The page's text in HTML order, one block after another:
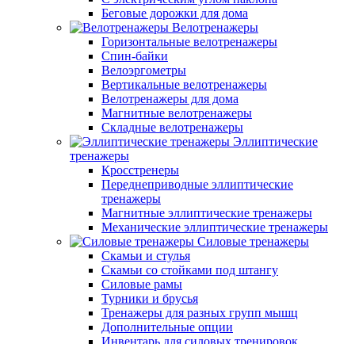
Беговые дорожки для дома
Велотренажеры
Горизонтальные велотренажеры
Спин-байки
Велоэргометры
Вертикальные велотренажеры
Велотренажеры для дома
Магнитные велотренажеры
Складные велотренажеры
Эллиптические
тренажеры
Кросстренеры
Переднеприводные эллиптические
тренажеры
Магнитные эллиптические тренажеры
Механические эллиптические тренажеры
Силовые тренажеры
Скамьи и стулья
Скамьи со стойками под штангу
Силовые рамы
Турники и брусья
Тренажеры для разных групп мышц
Дополнительные опции
Инвентарь для силовых тренировок